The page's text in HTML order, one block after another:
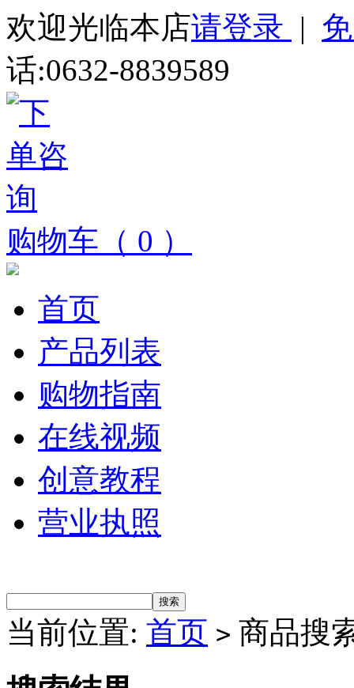
欢迎光临本店请登录 |
话:0632-8839589
购物车（ 0 ）
首页
产品列表
购物指南
在线视频
创意教程
营业执照
当前位置: 首页 > 商品搜